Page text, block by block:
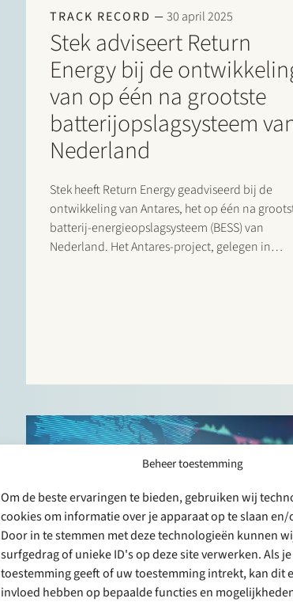
Beheer toestemming
Om de beste ervaringen te bieden, gebruiken wij
cookies om informatie over je apparaat op te slaan
Door in te stemmen met deze technologieën kunnen
surfgedrag of unieke ID's op deze site verwerken. Als
toestemming geeft of uw toestemming intrekt, kan dit
invloed hebben op bepaalde functies en
TRACK RECORD 30 april 2025
Stek adviseert Return
Energy bij de
van op één na grootste
batterijopslagsysteem
Nederland
Stek heeft Return Energy geadviseerd bij de
ontwikkeling van Antares, het op één na
batterij-energieopslagsysteem (BESS) van
Nederland. Het Antares-project, gelegen in